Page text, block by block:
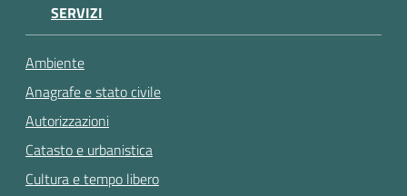
SERVIZI
Ambiente
Anagrafe e stato civile
Autorizzazioni
Catasto e urbanistica
Cultura e tempo libero